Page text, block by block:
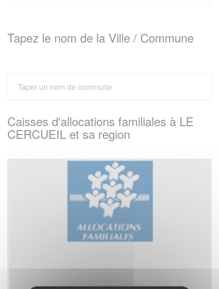
Tapez le nom de la Ville / Commune
Caisses d'allocations familiales à LE
CERCUEIL et sa region